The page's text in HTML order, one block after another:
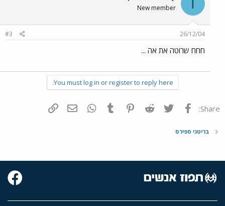
T
New member
26/12/04
#3
חחח שרוטה את אה ...
You must log in or register to reply here.
Share: פייסבוק Twitter
Reddit
Pinterest
Tumblr
WhatsAppדואר אלקטרוני
בריטני ספירס